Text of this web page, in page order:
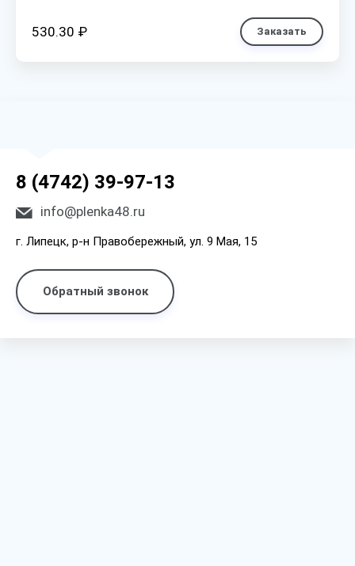
530.30 ₽ Заказать
8 (4742) 39-97-13
info@plenka48.ru
г. Липецк, р-н Правобережный, ул. 9 Мая, 15
Обратный звонок